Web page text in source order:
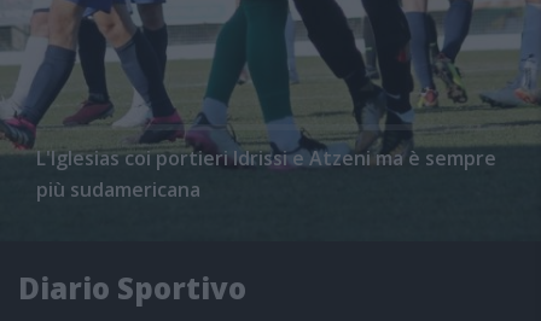
L'Iglesias coi portieri Idrissi e Atzeni ma è sempre
più sudamericana
Diario Sportivo